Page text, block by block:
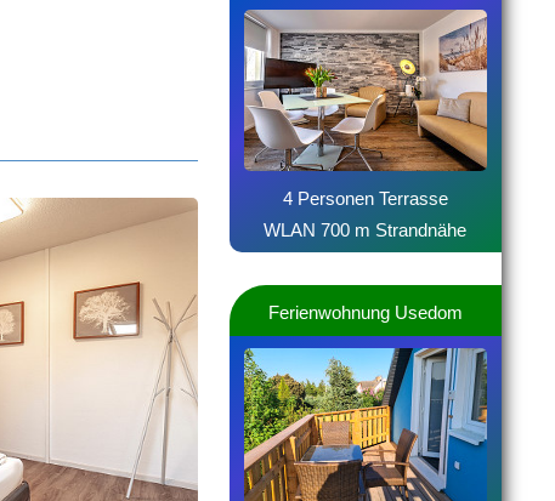
4 Personen Terrasse
WLAN 700 m Strandnähe
Ferienwohnung Usedom